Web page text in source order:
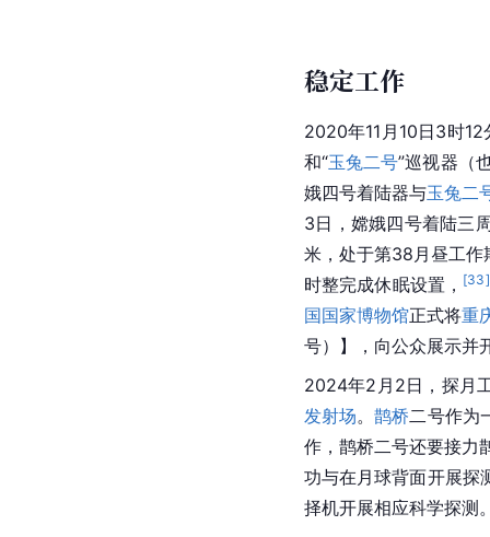
稳定工作
2020年11月10日3时
和“玉兔二号”巡视器（
娥四号着陆器与玉兔二
3日，嫦娥四号着陆三
米，处于第38月昼工作
时整完成休眠设置， [33]
国国家博物馆正式将重
号）】，向公众展示并
2024年2月2日，探月
发射场。鹊桥二号作为
作，鹊桥二号还要接力
功与在月球背面开展探
择机开展相应科学探测